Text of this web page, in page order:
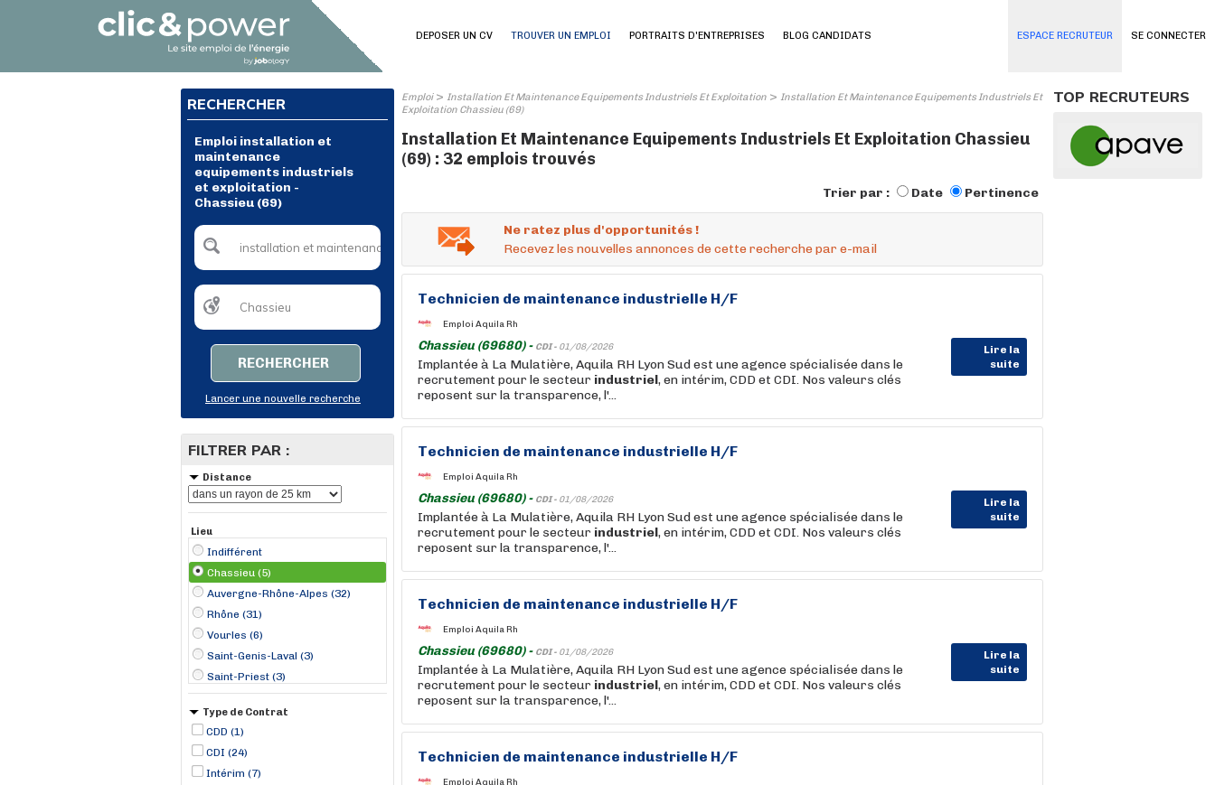
SE CONNECTER
DEPOSER UN CV TROUVER UN EMPLOI PORTRAITS D'ENTREPRISES BLOG CANDIDATS ESPACE RECRUTEUR
RECHERCHER
Emploi installation et
maintenance
equipements industriels
et exploitation -
Chassieu (69)
RECHERCHER
Lancer une nouvelle recherche
FILTRER PAR :
Distance
Lieu
Indifférent
Chassieu (5)
Auvergne-Rhône-Alpes (32)
Rhône (31)
Vourles (6)
Saint-Genis-Laval (3)
Saint-Priest (3)
Corbas (2)
Feyzin (2)
Saint-Bonnet-de-Mure (2)
Ain (1)
Brignais (1)
Type de Contrat
CDD (1)
CDI (24)
Intérim (7)
Emploi> Installation Et Maintenance Equipements Industriels Et Exploitation > Installation Et Maintenance Equipements Industriels Et
Exploitation Chassieu (69)
Installation Et Maintenance Equipements Industriels Et Exploitation Chassieu
(69) : 32 emplois trouvés
Trier par : Date Pertinence
Ne ratez plus d'opportunités !
Recevez les nouvelles annonces de cette recherche par e-mail
Technicien de maintenance industrielle H/F
Emploi Aquila Rh
Chassieu (69680) - CDI - 01/08/2026
Lire la
suite
Implantée à La Mulatière, Aquila RH Lyon Sud est une agence spécialisée dans le
recrutement pour le secteur industriel, en intérim, CDD et CDI. Nos valeurs clés
reposent sur la transparence, l'...
Technicien de maintenance industrielle H/F
Emploi Aquila Rh
Chassieu (69680) - CDI - 01/08/2026
Lire la
suite
Implantée à La Mulatière, Aquila RH Lyon Sud est une agence spécialisée dans le
recrutement pour le secteur industriel, en intérim, CDD et CDI. Nos valeurs clés
reposent sur la transparence, l'...
Technicien de maintenance industrielle H/F
Emploi Aquila Rh
Chassieu (69680) - CDI - 01/08/2026
Lire la
suite
Implantée à La Mulatière, Aquila RH Lyon Sud est une agence spécialisée dans le
recrutement pour le secteur industriel, en intérim, CDD et CDI. Nos valeurs clés
reposent sur la transparence, l'...
Technicien de maintenance industrielle H/F
Emploi Aquila Rh
TOP RECRUTEURS